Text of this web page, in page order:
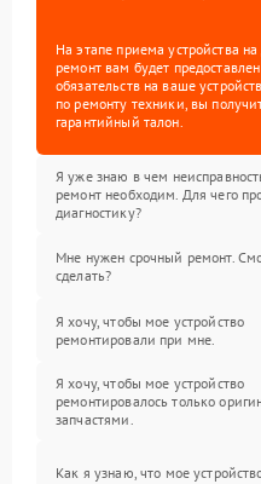
На этапе приема устройства
ремонт вам будет
обязательств на ваше
по ремонту техники, вы
гарантийный талон.
Я уже знаю в чем
ремонт необходим. Для чего
диагностику?
Мне нужен срочный ремонт.
сделать?
Я хочу, чтобы мое устройство
ремонтировали при мне.
Я хочу, чтобы мое устройство
ремонтировалось только
запчастями.
Как я узнаю, что мое